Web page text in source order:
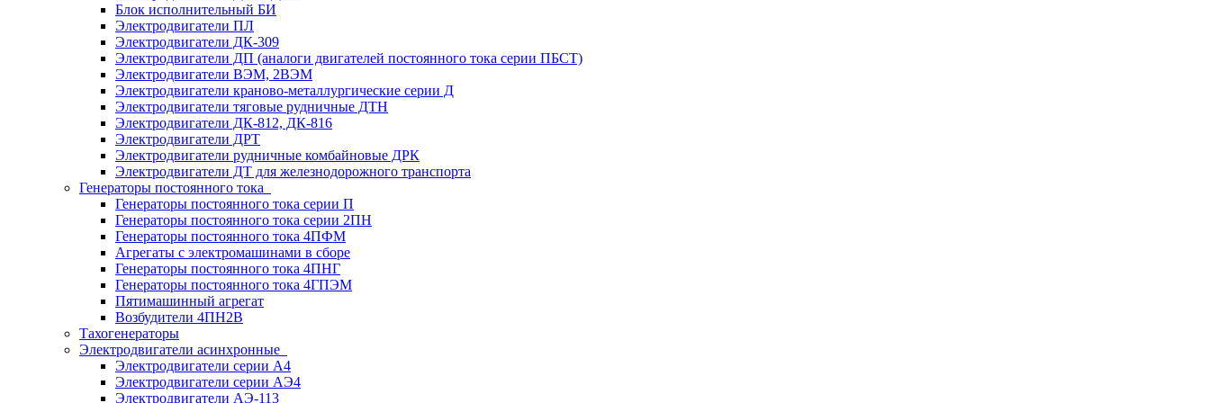
Блок исполнительный БИ
Электродвигатели ПЛ
Электродвигатели ДК-309
Электродвигатели ДП (аналоги двигателей постоянного тока серии ПБСТ)
Электродвигатели ВЭМ, 2ВЭМ
Электродвигатели краново-металлургические серии Д
Электродвигатели тяговые рудничные ДТН
Электродвигатели ДК-812, ДК-816
Электродвигатели ДРТ
Электродвигатели рудничные комбайновые ДРК
Электродвигатели ДТ для железнодорожного транспорта
Генераторы постоянного тока
Генераторы постоянного тока серии П
Генераторы постоянного тока серии 2ПН
Генераторы постоянного тока 4ПФМ
Агрегаты с электромашинами в сборе
Генераторы постоянного тока 4ПНГ
Генераторы постоянного тока 4ГПЭМ
Пятимашинный агрегат
Возбудители 4ПН2В
Тахогенераторы
Электродвигатели асинхронные
Электродвигатели серии А4
Электродвигатели серии АЭ4
Электродвигатели АЭ-113